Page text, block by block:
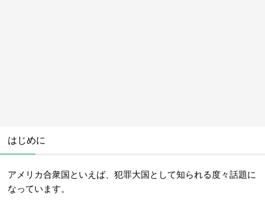
はじめに
アメリカ合衆国といえば、犯罪大国として知られる度々話題に
なっています。